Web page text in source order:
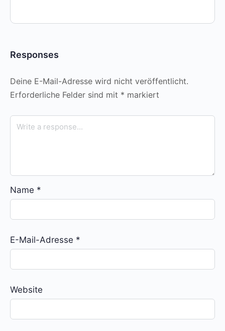
Responses
Deine E-Mail-Adresse wird nicht veröffentlicht.
Erforderliche Felder sind mit * markiert
Name *
E-Mail-Adresse *
Website